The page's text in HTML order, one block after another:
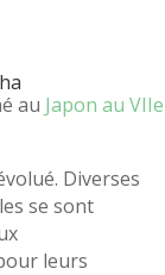
au Japon au VIIe
Diverses
se sont
leurs